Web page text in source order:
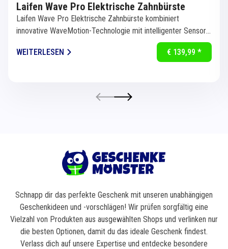
Laifen Wave Pro Elektrische Zahnbürste
Laifen Wave Pro Elektrische Zahnbürste kombiniert
innovative WaveMotion-Technologie mit intelligenter Sensorik
WEITERLESEN
€ 139,99 *
Schnapp dir das perfekte Geschenk mit unseren unabhängigen
Geschenkideen und -vorschlägen! Wir prüfen sorgfältig eine
Vielzahl von Produkten aus ausgewählten Shops und verlinken nur
die besten Optionen, damit du das ideale Geschenk findest.
Verlass dich auf unsere Expertise und entdecke besondere